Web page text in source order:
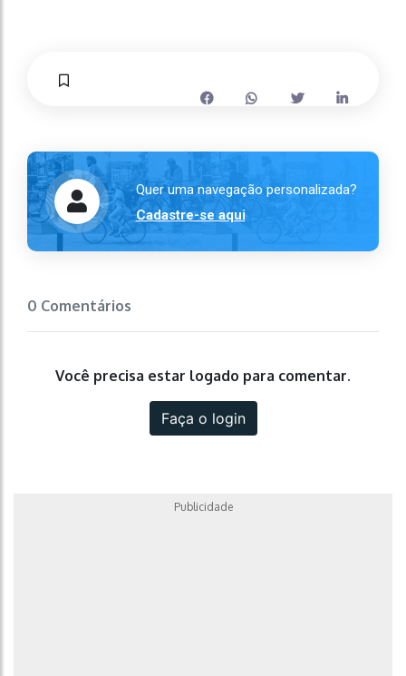
Quer uma navegação personalizada?
Cadastre-se aqui
0 Comentários
Você precisa estar logado para comentar.
Faça o login
Publicidade